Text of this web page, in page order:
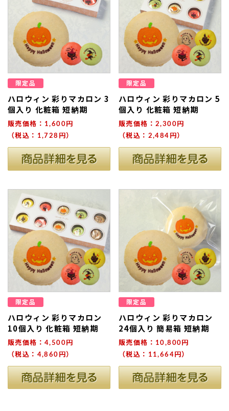
退職・異動の挨拶におすすめのお菓子ギ
フト5選
もらっ
失敗し
限定品
ハロウィン 彩りマカロン 3
個入り 化粧箱 短納期
販売価格：1,600円
（税込：1,728円）
限定品
ハロウィン 彩りマカロン 5
個入り 化粧箱 短納期
販売価格：2,300円
（税込：2,484円）
限定品
ハロウィン 彩りマカロン
10個入り 化粧箱 短納期
販売価格：4,500円
（税込：4,860円）
限定品
ハロウィン 彩りマカロン
24個入り 簡易箱 短納期
販売価格：10,800円
（税込：11,664円）